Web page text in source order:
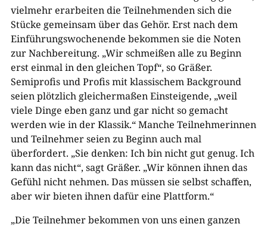
vielmehr erarbeiten die Teilnehmenden sich die
Stücke gemeinsam über das Gehör. Erst nach dem
Einführungswochenende bekommen sie die Noten
zur Nachbereitung. „Wir schmeißen alle zu Beginn
erst einmal in den gleichen Topf“, so Gräßer.
Semiprofis und Profis mit klassischem Background
seien plötzlich gleichermaßen Einsteigende, „weil
viele Dinge eben ganz und gar nicht so gemacht
werden wie in der Klassik.“ Manche Teilnehmerinnen
und Teilnehmer seien zu Beginn auch mal
überfordert. „Sie denken: Ich bin nicht gut genug. Ich
kann das nicht“, sagt Gräßer. „Wir können ihnen das
Gefühl nicht nehmen. Das müssen sie selbst schaffen,
aber wir bieten ihnen dafür eine Plattform.“
„Die Teilnehmer bekommen von uns einen ganzen